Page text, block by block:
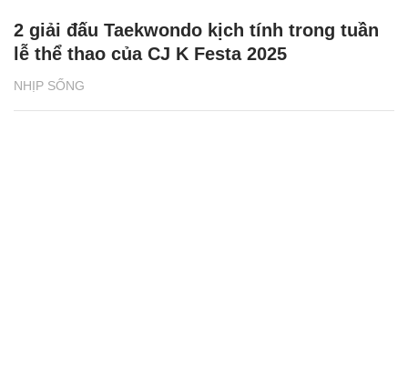
NHỊP SỐNG
2 giải đấu Taekwondo kịch tính trong tuần
lễ thể thao của CJ K Festa 2025